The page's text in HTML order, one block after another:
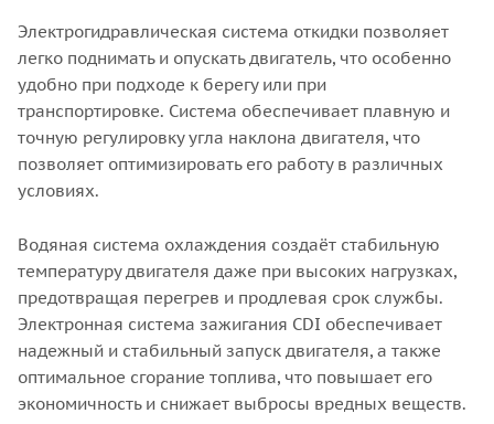
Электрогидравлическая система откидки позволяет
легко поднимать и опускать двигатель, что особенно
удобно при подходе к берегу или при
транспортировке. Система обеспечивает плавную и
точную регулировку угла наклона двигателя, что
позволяет оптимизировать его работу в различных
условиях.
Водяная система охлаждения создаёт стабильную
температуру двигателя даже при высоких нагрузках,
предотвращая перегрев и продлевая срок службы.
Электронная система зажигания CDI обеспечивает
надежный и стабильный запуск двигателя, а также
оптимальное сгорание топлива, что повышает его
экономичность и снижает выбросы вредных веществ.